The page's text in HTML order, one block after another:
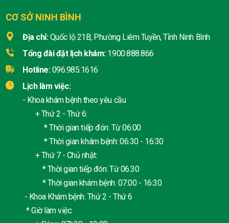
CƠ SỞ NINH BÌNH
Địa chỉ: Quốc lộ 21B, Phường Liêm Tuyền, Tỉnh Ninh Bình
Tổng đài đặt lịch khám: 1900.888.866
Hotline: 096.985.1616
Lịch làm việc:
- Khoa khám bệnh theo yêu cầu
+ Thứ 2 - Thứ 6:
* Thời gian tiếp đón: Từ 06:00
* Thời gian khám bệnh: 06:30 - 16:30
+ Thứ 7 - Chủ nhật:
* Thời gian tiếp đón: Từ 06:30
* Thời gian khám bệnh: 07:00 - 16:30
- Khoa Khám bệnh: Thứ 2 - Thứ 6
* Giờ làm việc: